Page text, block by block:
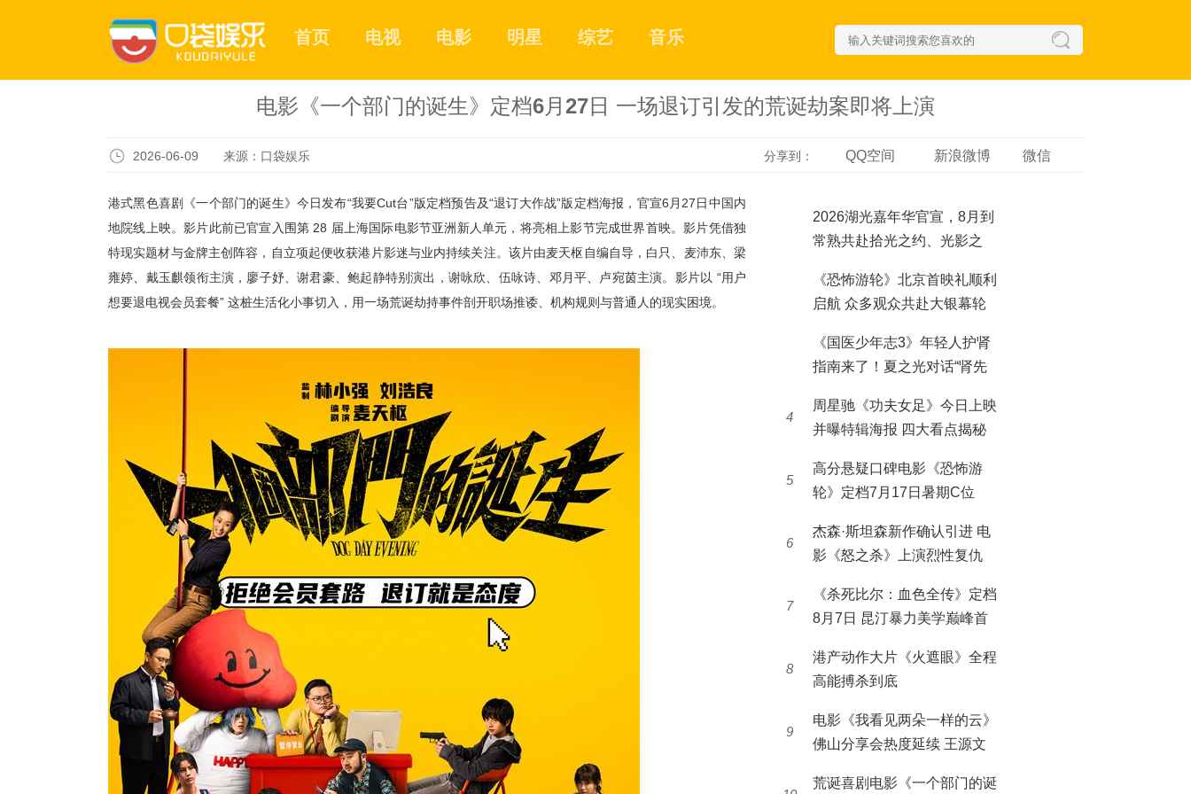
首页 电视 电影 明星 综艺 音乐
电影《一个部门的诞生》定档6月27日 一场退订引发的荒诞劫案即将上演
2026-06-09 来源：口袋娱乐 微信
新浪微博
QQ空间
分享到：
港式黑色喜剧《一个部门的诞生》 今日发布“我要Cut台”版定档预告及“退订大作战”版定档海报，官宣6月27日中国内
地院线上映。影片此前已官宣 入围第 28 届上海国际电影节亚洲新人单元，将亮相上影节完成世界首映。影片凭借独
特现实题材与金牌主创阵容，自立项起便收获港片影迷与业内持续关注。 该片由麦天枢自编自导，白只、麦沛东、梁
雍婷、戴玉麒领衔主演，廖子妤、谢君豪、鲍起静特别演出，谢咏欣、伍咏诗、邓月平、卢宛茵主演。 影片以 “用户
想要退电视会员套餐” 这桩生活化小事切入，用一场荒诞劫持事件剖开职场推诿、机构规则与普通人的现实困境。
2026湖光嘉年华官宣，8月到
常熟共赴拾光之约、光影之
《恐怖游轮》北京首映礼顺利
启航 众多观众共赴大银幕轮
《国医少年志3》年轻人护肾
指南来了！夏之光对话“肾先
4
周星驰《功夫女足》今日上映
并曝特辑海报 四大看点揭秘
5
高分悬疑口碑电影《恐怖游
轮》定档7月17日暑期C位
6
杰森·斯坦森新作确认引进 电
影《怒之杀》上演烈性复仇
7
《杀死比尔：血色全传》定档
8月7日 昆汀暴力美学巅峰首
8
港产动作大片《火遮眼》全程
高能搏杀到底
9
电影《我看见两朵一样的云》
佛山分享会热度延续 王源文
荒诞喜剧电影《一个部门的诞